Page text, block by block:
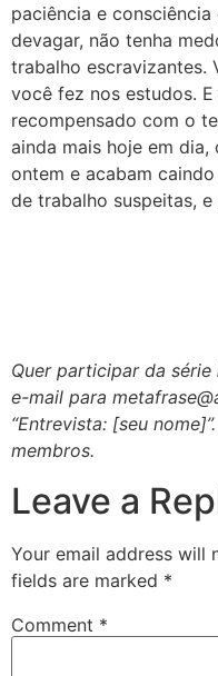
paciência e
devagar, não tenha
trabalho escravizantes.
você fez nos estudos.
recompensado com o
ainda mais hoje em
ontem e acabam
de trabalho suspeitas,
Quer participar da série
e-mail para
“Entrevista: [seu
membros.
Leave a
Your email address will
fields are marked *
Comment *